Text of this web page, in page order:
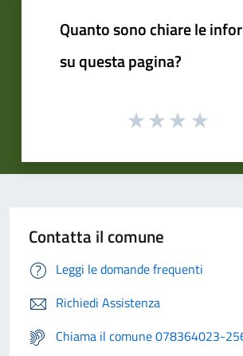
Quanto sono chiare le
su questa pagina?
Contatta il comune
Leggi le domande frequenti
Richiedi Assistenza
Chiama il comune 078364023-